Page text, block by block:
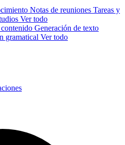
Notas de reuniones Tareas y
Ver todo
Generación de texto
gramatical Ver todo